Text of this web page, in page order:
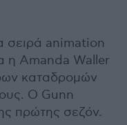
σειρά animation
η Amanda Waller
καταδρομών
Ο Gunn
πρώτης σεζόν.